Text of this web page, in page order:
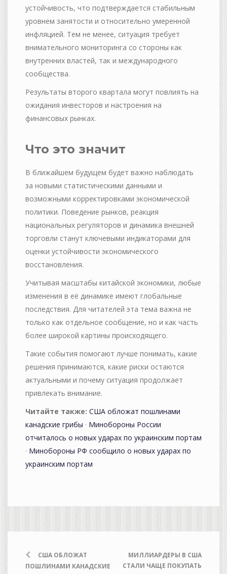
устойчивость, что подтверждается стабильным
уровнем занятости и относительно умеренной
инфляцией. Тем не менее, ситуация требует
внимательного мониторинга со стороны как
внутренних властей, так и международного
сообщества.
Результаты второго квартала могут повлиять на
ожидания инвесторов и настроения на
финансовых рынках.
Что это значит
В ближайшем будущем будет важно наблюдать
за новыми статистическими данными и
возможными корректировками экономической
политики. Поведение рынков, реакция
национальных регуляторов и динамика внешней
торговли станут ключевыми индикаторами для
оценки устойчивости экономического
восстановления.
Учитывая масштабы китайской экономики, любые
изменения в её динамике имеют глобальные
последствия. Для читателей эта тема важна не
только как отдельное сообщение, но и как часть
более широкой картины происходящего.
Такие события помогают лучше понимать, какие
решения принимаются, какие риски остаются
актуальными и почему ситуация продолжает
привлекать внимание.
Читайте также: США обложат пошлинами
канадские грибы · Минобороны России
отчиталось о новых ударах по украинским портам
· Минобороны РФ сообщило о новых ударах по
украинским портам
США ОБЛОЖАТ
ПОШЛИНАМИ КАНАДСКИЕ
МИЛЛИАРДЕРЫ В США
СТАЛИ ЧАЩЕ ПОКУПАТЬ